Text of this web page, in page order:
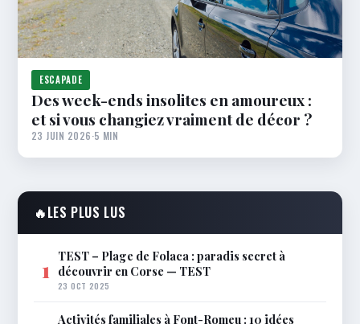
ESCAPADE
Des week-ends insolites en amoureux :
et si vous changiez vraiment de décor ?
23 JUIN 2026·5 MIN
🔥LES PLUS LUS
1
TEST – Plage de Folaca : paradis secret à
découvrir en Corse — TEST
23 OCT 2025
Activités familiales à Font-Romeu : 10 idées